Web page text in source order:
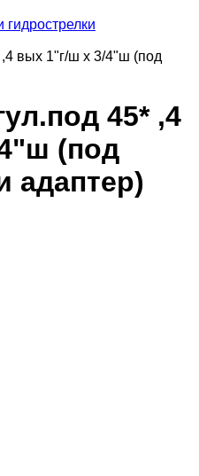
,4 вых 1"г/ш х 3/4"ш (под
45* ,4
(под
адаптер)